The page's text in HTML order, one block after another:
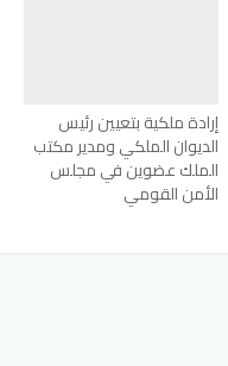
إرادة ملكية بتعيين رئيس
الديوان الملكي ومدير مكتب
الملك عضوين في مجلس
الأمن القومي